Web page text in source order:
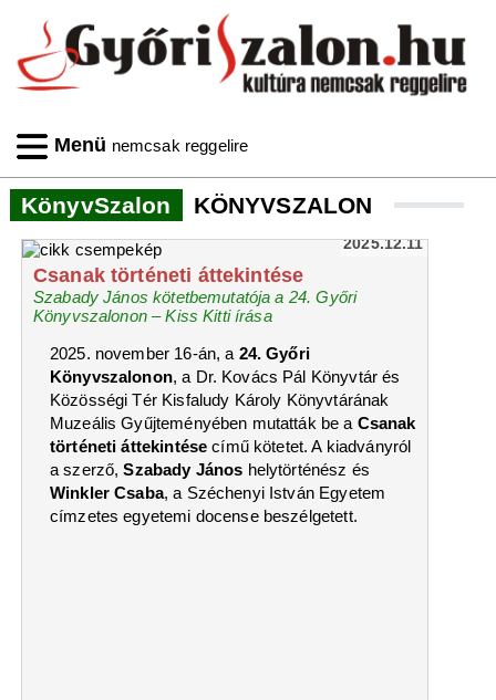
Menü nemcsak reggelire
KönyvSzalon KÖNYVSZALON
2025.12.11
Csanak történeti áttekintése
Szabady János kötetbemutatója a 24. Győri
Könyvszalonon – Kiss Kitti írása
2025. november 16-án, a 24. Győri
Könyvszalonon, a Dr. Kovács Pál Könyvtár és
Közösségi Tér Kisfaludy Károly Könyvtárának
Muzeális Gyűjteményében mutatták be a Csanak
történeti áttekintése című kötetet. A kiadványról
a szerző,Szabady János helytörténész és
Winkler Csaba, a Széchenyi István Egyetem
címzetes egyetemi docense beszélgetett.